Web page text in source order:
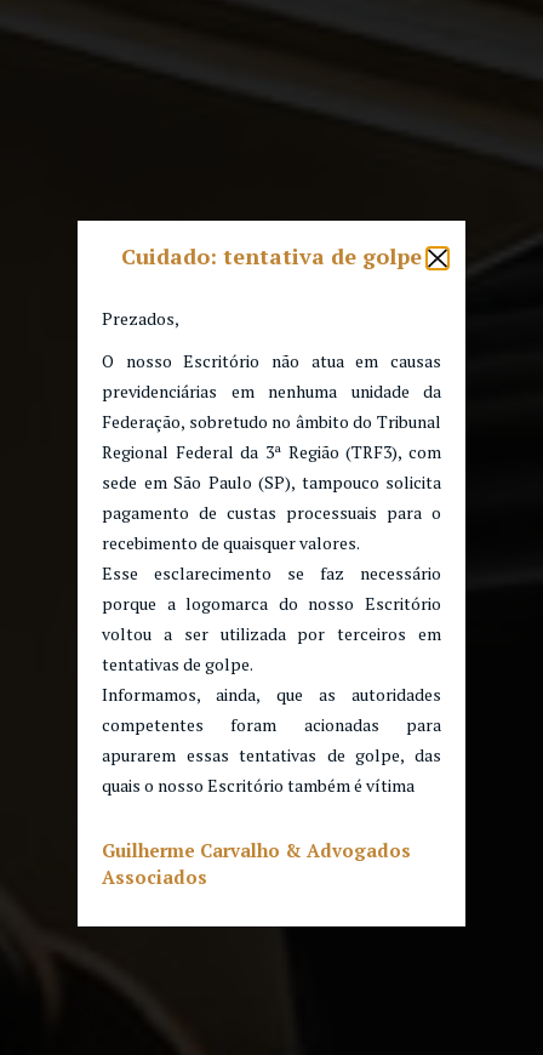
Cuidado: tentativa de golpe
Prezados,
O nosso Escritório não atua em causas
previdenciárias em nenhuma unidade da
Federação, sobretudo no âmbito do Tribunal
Regional Federal da 3ª Região (TRF3), com
sede em São Paulo (SP), tampouco solicita
pagamento de custas processuais para o
recebimento de quaisquer valores.
Esse esclarecimento se faz necessário
porque a logomarca do nosso Escritório
voltou a ser utilizada por terceiros em
tentativas de golpe.
Informamos, ainda, que as autoridades
competentes foram acionadas para
apurarem essas tentativas de golpe, das
quais o nosso Escritório também é vítima
Guilherme Carvalho & Advogados
Associados